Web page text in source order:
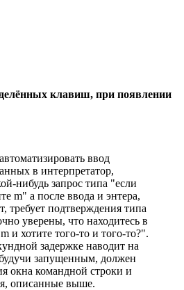
клавиш, при появлении
ввод
в интерпретатор,
нибудь запрос типа "если
m" а после ввода и энтера,
требует подтверждения типа
уверены, что находитесь в
и хотите того-то и того-то?".
задержке наводит на
запущенным, должен
окна командной строки и
описанные выше.